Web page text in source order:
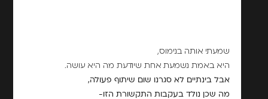
שמעתי אותה בנימוס,
היא באמת נשמעת אחת שיודעת מה היא עושה.
אבל בינתיים לא סגרנו שום שיתוף פעולה,
מה שכן נולד בעקבות התקשורת הזו-